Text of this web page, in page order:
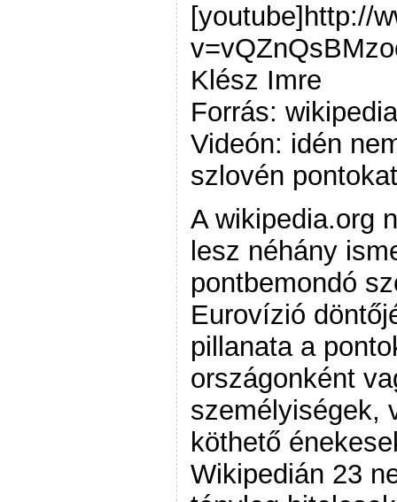
[youtube]http://
Klész Imre
Forrás:
Videón: idén
szlovén pontokat
A wikipedia.org
lesz néhány
pontbemondó
Eurovízió
pillanata a
országonként
személyiségek,
köthető
Wikipedián 23